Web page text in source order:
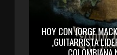
HOY CON JORGE
,GUITARRISTA
COLOMBIANA